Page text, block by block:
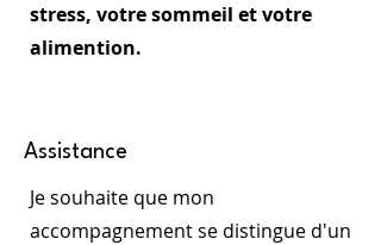
stress, votre sommeil et votre
alimention.
Assistance
Je souhaite que mon
accompagnement se distingue d'un